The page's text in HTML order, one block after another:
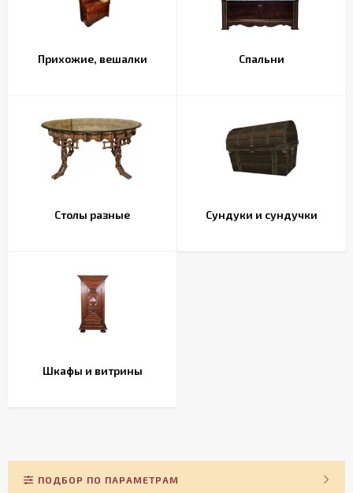
Прихожие, вешалки Спальни
Столы разные Сундуки и сундучки
Шкафы и витрины
ПОДБОР ПО ПАРАМЕТРАМ